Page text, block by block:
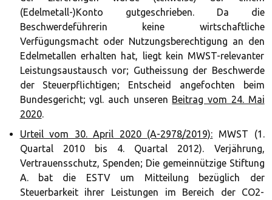
(Edelmetall-)Konto gutgeschrieben. Da die
Beschwerdeführerin keine wirtschaftliche
Verfügungsmacht oder Nutzungsberechtigung an den
Edelmetallen erhalten hat, liegt kein MWST-relevanter
Leistungsaustausch vor; Gutheissung der Beschwerde
der Steuerpflichtigen; Entscheid angefochten beim
Bundesgericht; vgl. auch unseren Beitrag vom 24. Mai
2020.
Urteil vom 30. April 2020 (A-2978/2019): MWST (1.
Quartal 2010 bis 4. Quartal 2012). Verjährung,
Vertrauensschutz, Spenden; Die gemeinnützige Stiftung
A. bat die ESTV um Mitteilung bezüglich der
Steuerbarkeit ihrer Leistungen im Bereich der CO2-